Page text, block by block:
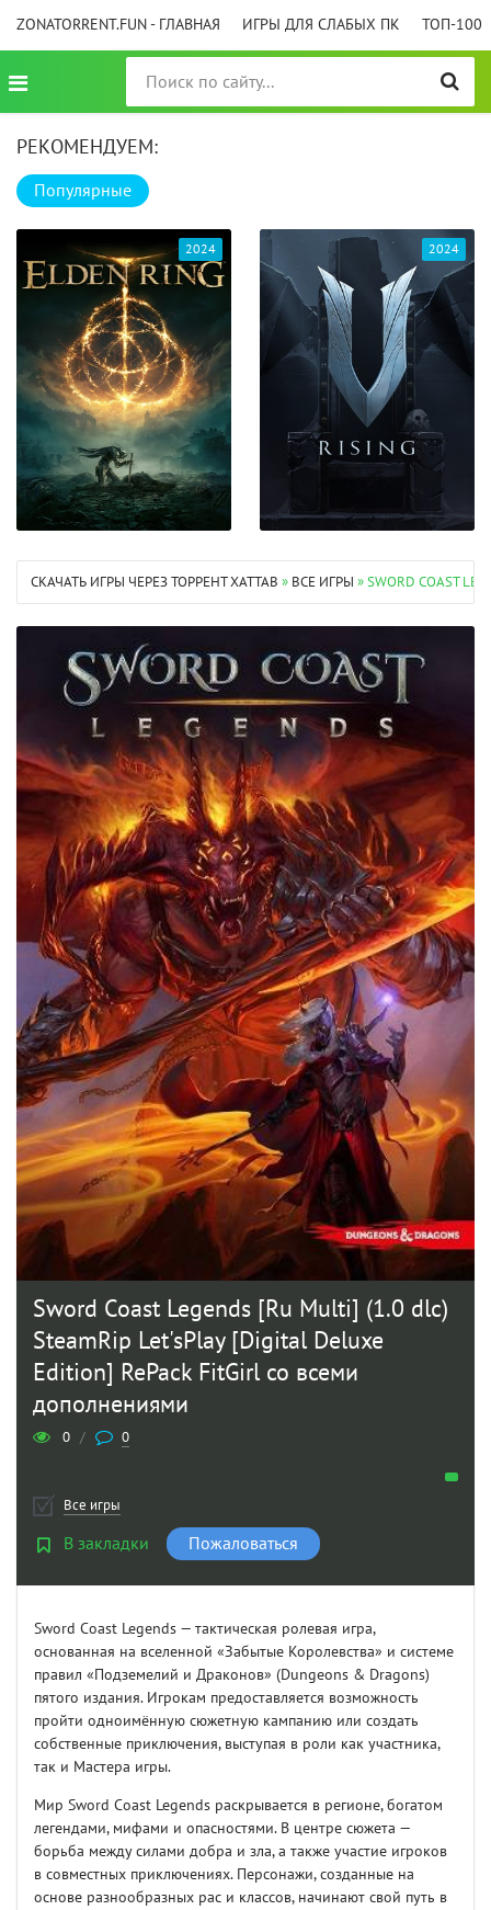
ZONATORRENT.FUN - ГЛАВНАЯ ИГРЫ ДЛЯ СЛАБЫХ ПК ТОП-100
РЕКОМЕНДУЕМ:
Популярные
2024 2024
СКАЧАТЬ ИГРЫ ЧЕРЕЗ ТОРРЕНТ XATTAB » ВСЕ ИГРЫ » SWORD COAST
Sword Coast Legends [Ru Multi] (1.0 dlc)
SteamRip Let'sРlay [Digital Deluxe
Edition] RePack FitGirl со всеми
дополнениями
0 / 0
Все игры
В закладки Пожаловаться
Sword Coast Legends — тактическая ролевая игра,
основанная на вселенной «Забытые Королевства» и системе
правил «Подземелий и Драконов» (Dungeons & Dragons)
пятого издания. Игрокам предоставляется возможность
пройти одноимённую сюжетную кампанию или создать
собственные приключения, выступая в роли как участника,
так и Мастера игры.
Мир Sword Coast Legends раскрывается в регионе, богатом
легендами, мифами и опасностями. В центре сюжета —
борьба между силами добра и зла, а также участие игроков
в совместных приключениях. Персонажи, созданные на
основе разнообразных рас и классов, начинают свой путь в